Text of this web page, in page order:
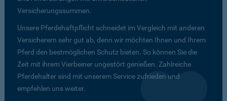
Versicherungssummen.
Unsere Pferdehaftpflicht schneidet im Vergleich mit anderen
Versicherern sehr gut ab, denn wir möchten Ihnen und Ihrem
Pferd den bestmöglichen Schutz bieten. So können Sie die
Zeit mit ihrem Vierbeiner ungestört genießen. Zahlreiche
Pferdehalter sind mit unserem Service zufrieden und
empfehlen uns weiter.